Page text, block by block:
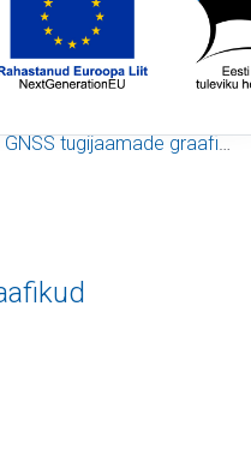
GNSS tugijaamade graafikud